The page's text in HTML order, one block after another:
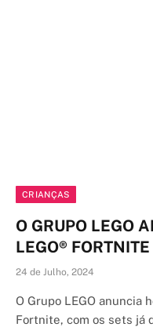
CRIANÇAS
O GRUPO LEGO
LEGO® FORTNITE
24 de Julho, 2024
O Grupo LEGO anuncia
Fortnite, com os sets já